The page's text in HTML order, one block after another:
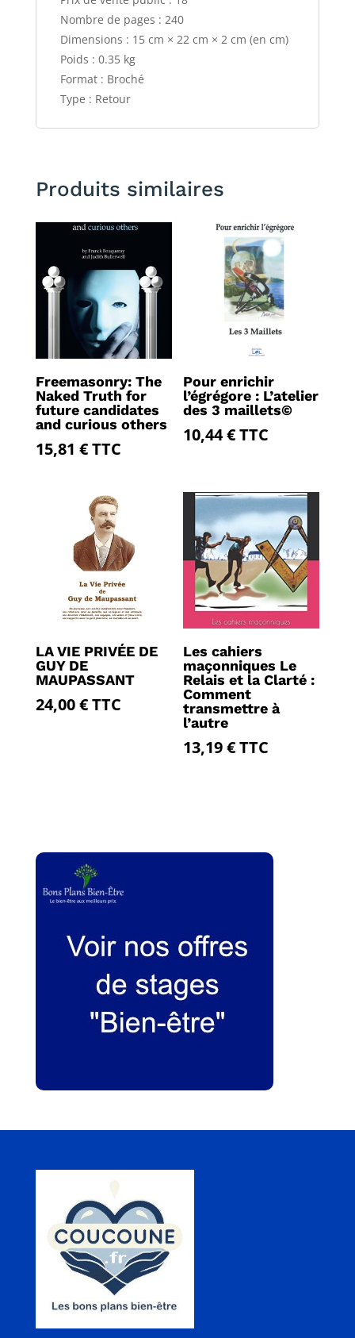
Nombre de pages : 240
Dimensions : 15 cm × 22 cm × 2 cm (en cm)
Poids : 0.35 kg
Format : Broché
Type : Retour
Produits similaires
Freemasonry: The
Naked Truth for
future candidates
and curious others
15,81 €TTC
Pour enrichir
l’égrégore : L’atelier
des 3 maillets©
10,44€TTC
LA VIE PRIVÉE DE
GUY DE
MAUPASSANT
24,00€TTC
Les cahiers
maçonniques Le
Relais et la Clarté :
Comment
transmettre à
l’autre
13,19€TTC